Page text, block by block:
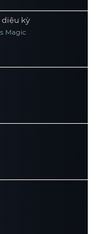
diệu kỳ
Magic